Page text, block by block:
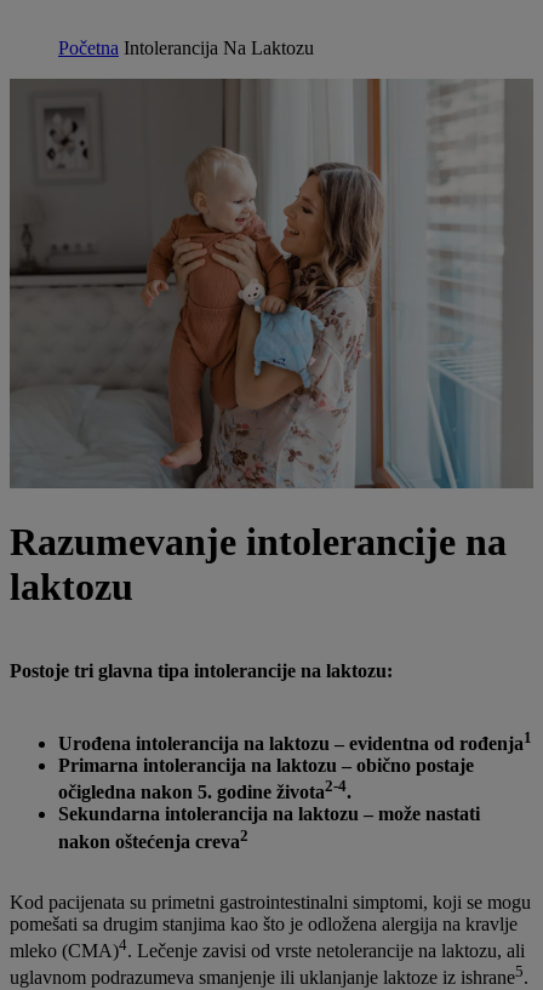
Početna Intolerancija Na Laktozu
Razumevanje intolerancije na
laktozu
Postoje tri glavna tipa intolerancije na laktozu:
Urođena intolerancija na laktozu – evidentna od rođenja1
Primarna intolerancija na laktozu – obično postaje
očigledna nakon 5. godine života2-4.
Sekundarna intolerancija na laktozu – može nastati
nakon oštećenja creva2
Kod pacijenata su primetni gastrointestinalni simptomi, koji se mogu
pomešati sa drugim stanjima kao što je odložena alergija na kravlje
mleko (CMA)4. Lečenje zavisi od vrste netolerancije na laktozu, ali
uglavnom podrazumeva smanjenje ili uklanjanje laktoze iz ishrane5.